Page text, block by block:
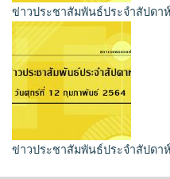
ข่าวประชาสัมพันธ์ประจำสัปดา
ข่าวประชาสัมพันธ์ประจำสัปดา